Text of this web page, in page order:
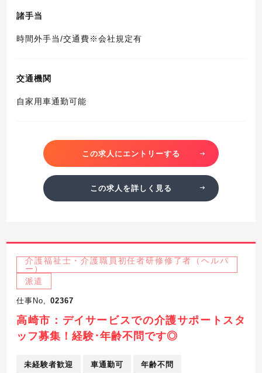
諸手当
時間外手当/交通費※会社規定有
交通機関
自家用車通勤可能
この求人にエントリーする
この求人を詳しく見る
介護福祉士・介護職員初任者研修修了者（ヘルパ
ー）
派遣
仕事No, 02367
高崎市：デイサービスでの介護サポートスタ
ッフ募集！経験･年齢不問です◎
未経験者歓迎 車通勤可 年齢不問